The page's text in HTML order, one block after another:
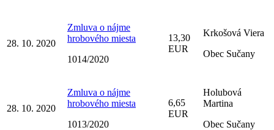
28. 10. 2020
Zmluva o nájme
hrobového miesta
1014/2020
13,30
EUR
Krkošová Viera
Obec Sučany
28. 10. 2020
Zmluva o nájme
hrobového miesta
1013/2020
6,65
EUR
Holubová
Martina
Obec Sučany